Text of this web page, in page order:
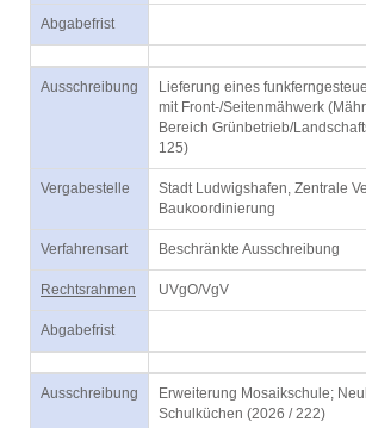
Abgabefrist
Ausschreibung
Lieferung eines
mit Front-/Seitenmähwerk
Bereich Grünbetrieb/
125)
Vergabestelle
Stadt Ludwigshafen, Zentrale
Baukoordinierung
Verfahrensart Beschränkte Ausschreibung
Rechtsrahmen UVgO/VgV
Abgabefrist
Ausschreibung
Erweiterung Mosaikschule;
Schulküchen (2026 / 222)